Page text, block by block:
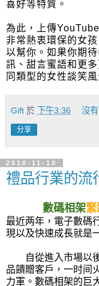
喜好等特質。
為此，上傳YouTube
非常熱衷環保的女
以幫你。如果你期
訊、甜言蜜語和更
同類型的女性談笑風
Gift 於 下午3:36 沒
分享
2010-11-10
禮品行業的流
數碼相架
最近两年，電子數碼
現以及快速成長就是
自從進入市場以
品饋贈客戶，一时间
力軍。數碼相架的巨